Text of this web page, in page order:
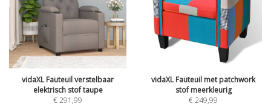
vidaXL Fauteuil verstelbaar
elektrisch stof taupe
€291,99
vidaXL Fauteuil met patchwork
stof meerkleurig
€249,99